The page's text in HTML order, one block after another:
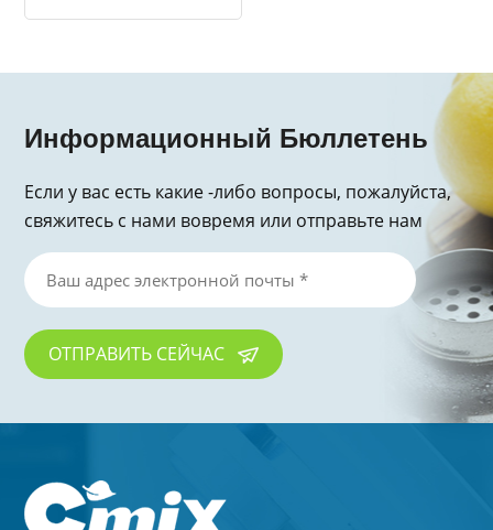
Информационный Бюллетень
Если у вас есть какие -либо вопросы, пожалуйста,
свяжитесь с нами вовремя или отправьте нам
электронное письмо, спасибо за запрос!
ОТПРАВИТЬ СЕЙЧАС